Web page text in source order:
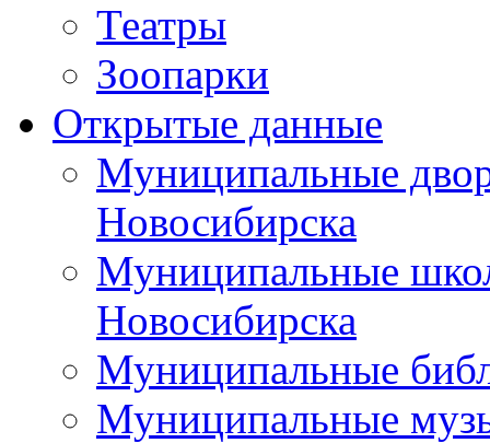
Театры
Зоопарки
Открытые данные
Муниципальные
Новосибирска
Муниципальные
Новосибирска
Муниципальные
Муниципальные